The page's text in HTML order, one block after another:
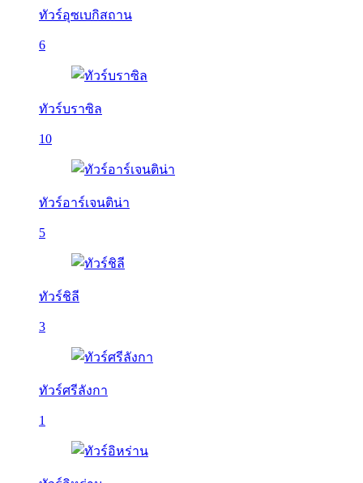
ทัวร์อุซเบกิสถาน
6
ทัวร์บราซิล
10
ทัวร์อาร์เจนติน่า
5
ทัวร์ชิลี
3
ทัวร์ศรีลังกา
1